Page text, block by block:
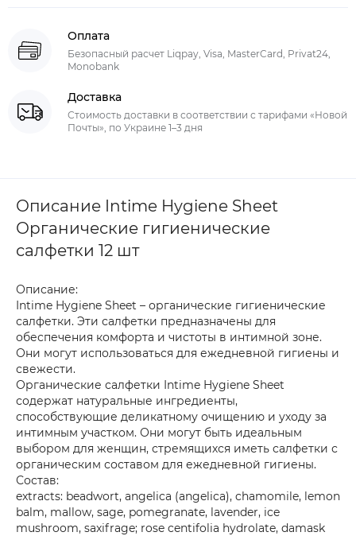
Оплата
Безопасный расчет Liqpay, Visa, MasterCard, Privat24,
Monobank
Доставка
Стоимость доставки в соответствии с тарифами «Новой
Почты», по Украине 1–3 дня
Описание Intime Hygiene Sheet
Органические гигиенические
салфетки 12 шт
Описание:
Intime Hygiene Sheet – органические гигиенические
салфетки. Эти салфетки предназначены для
обеспечения комфорта и чистоты в интимной зоне.
Они могут использоваться для ежедневной гигиены и
свежести.
Органические салфетки Intime Hygiene Sheet
содержат натуральные ингредиенты,
способствующие деликатному очищению и уходу за
интимным участком. Они могут быть идеальным
выбором для женщин, стремящихся иметь салфетки с
органическим составом для ежедневной гигиены.
Состав:
extracts: beadwort, angelica (angelica), chamomile, lemon
balm, mallow, sage, pomegranate, lavender, ice
mushroom, saxifrage; rose centifolia hydrolate, damask